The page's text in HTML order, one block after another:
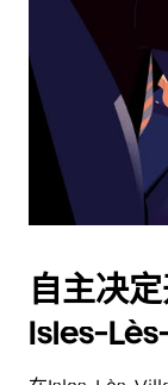
期。
按
退
闭
日
历。
自主决
Isles-